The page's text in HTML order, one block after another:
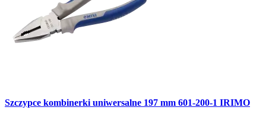
Szczypce kombinerki uniwersalne 197 mm 601-200-1 IRIMO